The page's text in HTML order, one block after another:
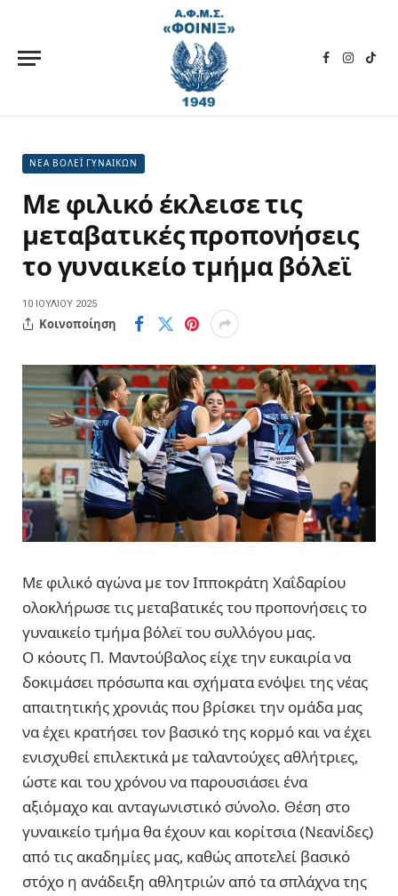
Facebook
ΝΕΑ ΒΟΛΕΪ ΓΥΝΑΙΚΩΝ
Με φιλικό έκλεισε τις
μεταβατικές προπονήσεις
το γυναικείο τμήμα βόλεϊ
10 ΙΟΥΛΊΟΥ 2025
Κοινοποίηση
Με φιλικό αγώνα με τον Ιπποκράτη Χαΐδαρίου
ολοκλήρωσε τις μεταβατικές του προπονήσεις το
γυναικείο τμήμα βόλεϊ του συλλόγου μας.
Ο κόουτς Π. Μαντούβαλος είχε την ευκαιρία να
δοκιμάσει πρόσωπα και σχήματα ενόψει της νέας
απαιτητικής χρονιάς που βρίσκει την ομάδα μας
να έχει κρατήσει τον βασικό της κορμό και να έχει
ενισχυθεί επιλεκτικά με ταλαντούχες αθλήτριες,
ώστε και του χρόνου να παρουσιάσει ένα
αξιόμαχο και ανταγωνιστικό σύνολο. Θέση στο
γυναικείο τμήμα θα έχουν και κορίτσια (Νεανίδες)
από τις ακαδημίες μας, καθώς αποτελεί βασικό
στόχο η ανάδειξη αθλητριών από τα σπλάχνα της